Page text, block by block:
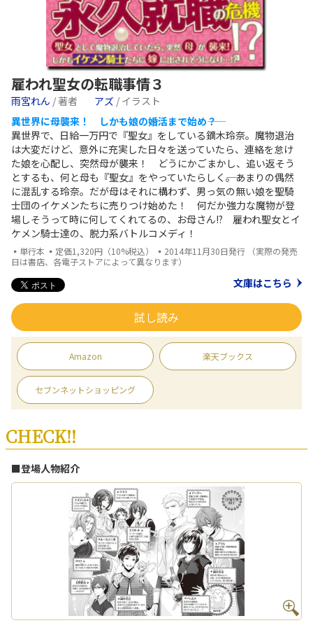
雇われ聖女の転職事情３
雨宮れん / 著者 アズ / イラスト
異世界に母襲来！ しかも娘の婚活まで始め――？
異世界で、日給一万円で『聖女』をしている鏑木玲奈。魔物退治
は大変だけど、意外に充実した日々を送っていたら、連絡を怠け
た娘を心配し、突然母が襲来！ どうにかごまかし、追い返そう
とするも、何と母も『聖女』をやっていたらしく――。あまりの偶然
に混乱する玲奈。だが母はそれに構わず、男っ気の無い娘を聖騎
士団のイケメンたちに売りつけ始めた！ 何だか強力な魔物が登
場しそうって時に何してくれてるの、お母さん!? 雇われ聖女とイ
ケメン騎士達の、脱力系バトルコメディ！
▪単行本 ▪定価1,320円（10%税込） ▪2014年11月30日発行 （実際の発売
日は書店、各電子ストアによって異なります）
文庫はこちら
試し読み
Amazon 楽天ブックス
セブンネットショッピング
CHECK!!
■登場人物紹介